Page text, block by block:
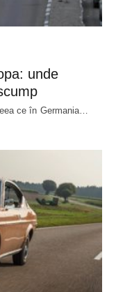
unde
ce în Germania…